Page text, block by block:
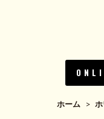
ホーム > ホ